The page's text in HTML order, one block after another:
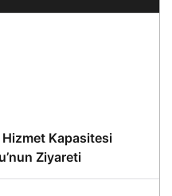
Hizmet Kapasitesi
Ziyareti